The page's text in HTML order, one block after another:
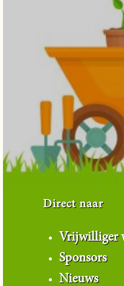
Direct naar
Vrijwilliger
Sponsors
Nieuws